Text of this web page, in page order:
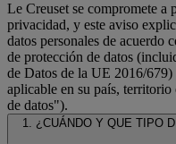
Le Creuset se compromete a
privacidad, y este aviso
datos personales de acuerdo
de protección de datos
de Datos de la UE 2016/
aplicable en su país,
de datos").
1. ¿CUÁNDO Y QUE TIPO